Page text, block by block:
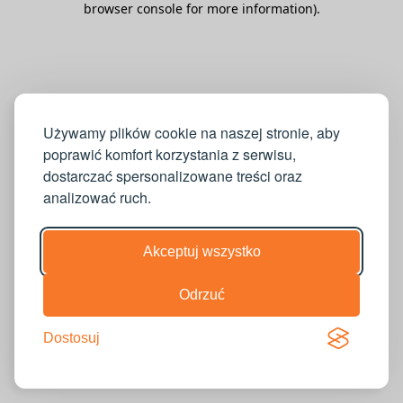
Używamy plików cookie na naszej stronie, aby
poprawić komfort korzystania z serwisu,
dostarczać spersonalizowane treści oraz
analizować ruch.
Akceptuj wszystko
Odrzuć
Dostosuj
browser console for more information).